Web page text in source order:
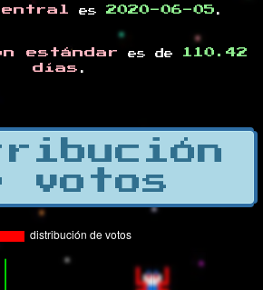
es 2020-06-05 .
estándar es de
110.42
días .
votos